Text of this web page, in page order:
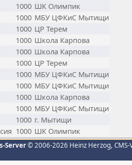
1000 ШК Олимпик
1000 МБУ ЦФКиС Мытищи
1000 ЦР Терем
1000 Школа Карпова
1000 Школа Карпова
1000 ЦР Терем
1000 МБУ ЦФКиС Мытищи
1000 МБУ ЦФКиС Мытищи
1000 Школа Карпова
1000 МБУ ЦФКиС Мытищи
1000 г. Мытищи
1000 ШК Олимпик
Server© 2006-2026 Heinz Herzog,